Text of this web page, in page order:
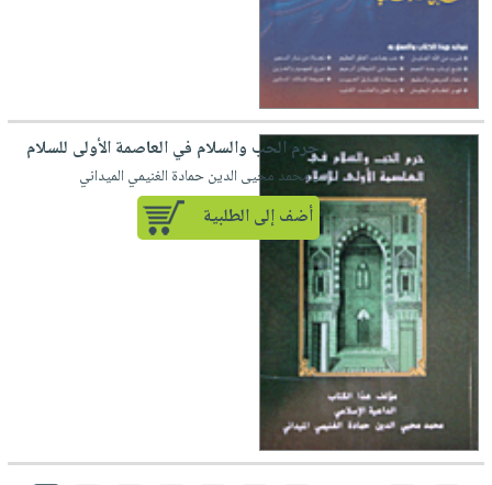
حرم الحب والسلام في العاصمة الأولى للسلام
لـ محمد محيى الدين حمادة الغنيمي الميداني
أضف إلى الطلبية